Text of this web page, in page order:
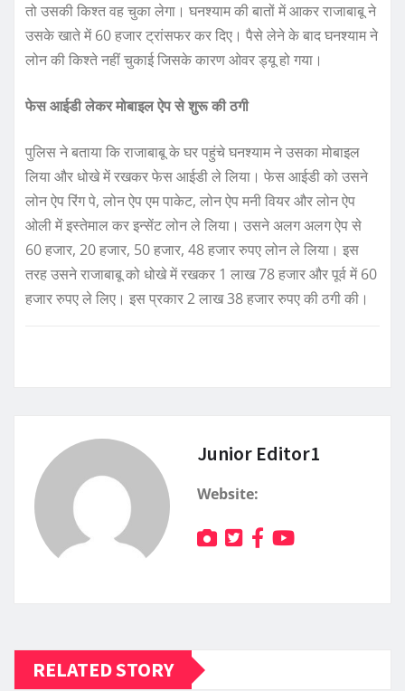
तो उसकी किश्त वह चुका लेगा। घनश्याम की बातों में आकर राजाबाबू ने
उसके खाते में 60 हजार ट्रांसफर कर दिए। पैसे लेने के बाद घनश्याम ने
लोन की किश्ते नहीं चुकाई जिसके कारण ओवर ड्यू हो गया।
फेस आईडी लेकर मोबाइल ऐप से शुरू की ठगी
पुलिस ने बताया कि राजाबाबू के घर पहुंचे घनश्याम ने उसका मोबाइल
लिया और धोखे में रखकर फेस आईडी ले लिया। फेस आईडी को उसने
लोन ऐप रिंग पे, लोन ऐप एम पाकेट, लोन ऐप मनी वियर और लोन ऐप
ओली में इस्तेमाल कर इन्सेंट लोन ले लिया। उसने अलग अलग ऐप से
60 हजार, 20 हजार, 50 हजार, 48 हजार रुपए लोन ले लिया। इस
तरह उसने राजाबाबू को धोखे में रखकर 1 लाख 78 हजार और पूर्व में 60
हजार रुपए ले लिए। इस प्रकार 2 लाख 38 हजार रुपए की ठगी की।
Junior Editor1
Website:
RELATED STORY